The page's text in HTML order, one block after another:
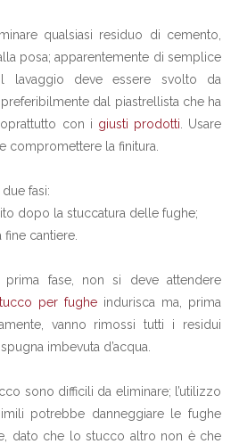
qualsiasi residuo di cemento,
posa; apparentemente di semplice
lavaggio deve essere svolto da
dal piastrellista che ha
con i giusti prodotti . Usare
compromettere la finitura.
fasi:
dopo la stuccatura delle fughe;
cantiere.
prima fase, non si deve attendere
per fughe indurisca ma, prima
vanno rimossi tutti i residui
imbevuta d’acqua.
sono difficili da eliminare; l’utilizzo
potrebbe danneggiare le fughe
dato che lo stucco altro non è che